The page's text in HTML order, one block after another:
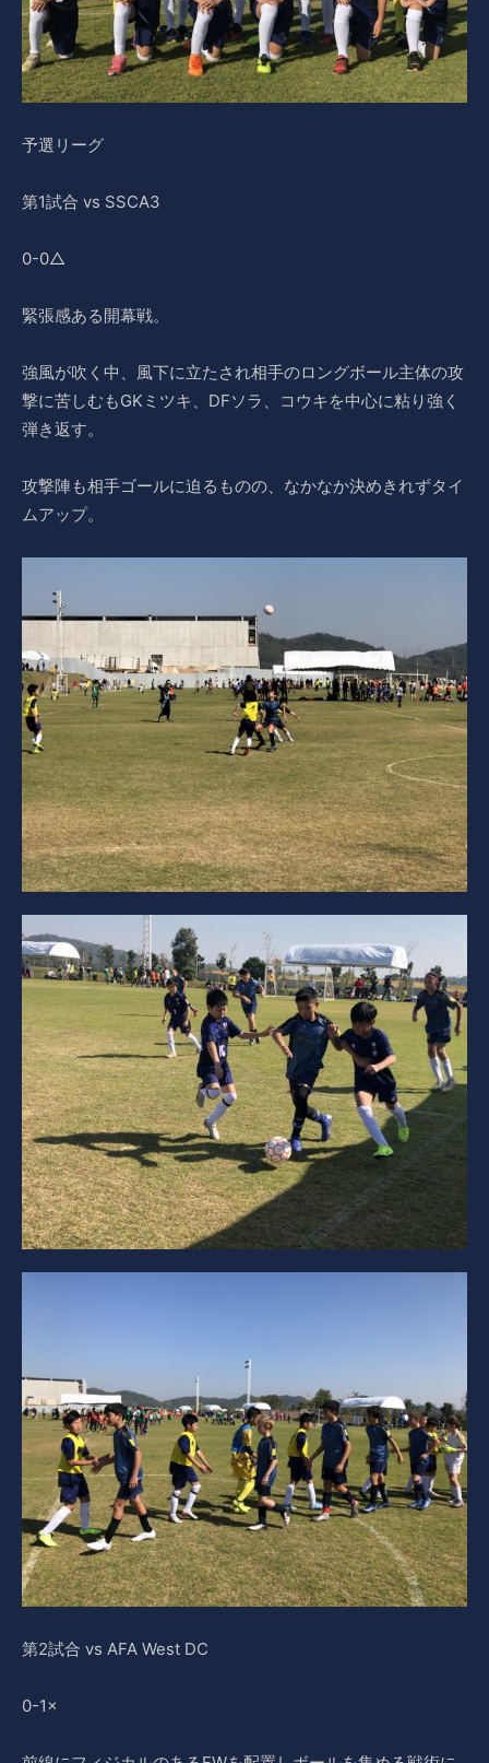
予選リーグ
第1試合 vs SSCA3
0-0△
緊張感ある開幕戦。
強風が吹く中、風下に立たされ相手のロングボール主体の攻
撃に苦しむもGKミツキ、DFソラ、コウキを中心に粘り強く
弾き返す。
攻撃陣も相手ゴールに迫るものの、なかなか決めきれずタイ
ムアップ。
第2試合 vs AFA West DC
0-1×